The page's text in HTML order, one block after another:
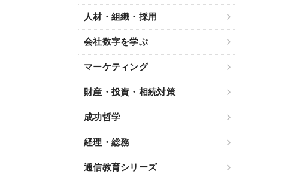
人材・組織・採用
会社数字を学ぶ
マーケティング
財産・投資・相続対策
成功哲学
経理・総務
通信教育シリーズ